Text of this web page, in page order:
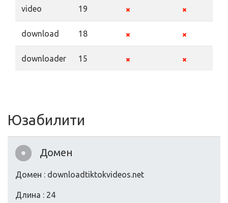
video 19
download 18
downloader 15
Юзабилити
Домен
Домен : downloadtiktokvideos.net
Длина : 24